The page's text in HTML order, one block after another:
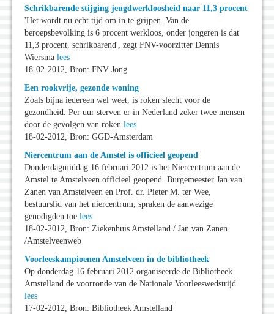
Schrikbarende stijging jeugdwerkloosheid naar 11,3 procent
'Het wordt nu echt tijd om in te grijpen. Van de
beroepsbevolking is 6 procent werkloos, onder jongeren is dat
11,3 procent, schrikbarend', zegt FNV-voorzitter Dennis
Wiersma lees
18-02-2012, Bron: FNV Jong
Een rookvrije, gezonde woning
Zoals bijna iedereen wel weet, is roken slecht voor de
gezondheid. Per uur sterven er in Nederland zeker twee mensen
door de gevolgen van roken lees
18-02-2012, Bron: GGD-Amsterdam
Niercentrum aan de Amstel is officieel geopend
Donderdagmiddag 16 februari 2012 is het Niercentrum aan de
Amstel te Amstelveen officieel geopend. Burgemeester Jan van
Zanen van Amstelveen en Prof. dr. Pieter M. ter Wee,
bestuurslid van het niercentrum, spraken de aanwezige
genodigden toe lees
18-02-2012, Bron: Ziekenhuis Amstelland / Jan van Zanen
/Amstelveenweb
Voorleeskampioenen Amstelveen in de bibliotheek
Op donderdag 16 februari 2012 organiseerde de Bibliotheek
Amstelland de voorronde van de Nationale Voorleeswedstrijd
lees
17-02-2012, Bron: Bibliotheek Amstelland